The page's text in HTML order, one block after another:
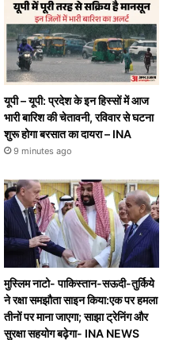
यूपी – यूपी: प्रदेश के इन हिस्सों में आज
भारी बारिश की चेतावनी, रविवार से घटना
शुरू होगा बरसात का दायरा – INA
9 minutes ago
मुस्लिम नाटो- पाकिस्तान-सऊदी-तुर्किये
ने रक्षा समझौता साइन किया:एक पर हमला
तीनों पर माना जाएगा; साझा ट्रेनिंग और
सुरक्षा सहयोग बढ़ेगा- INA NEWS